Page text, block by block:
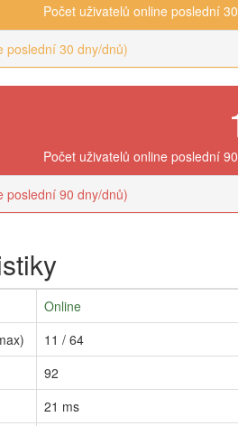
Počet uživatelů online poslední
poslední 30 dny/dnů)
Počet uživatelů online poslední
poslední 90 dny/dnů)
Online
11 / 64
92
21 ms